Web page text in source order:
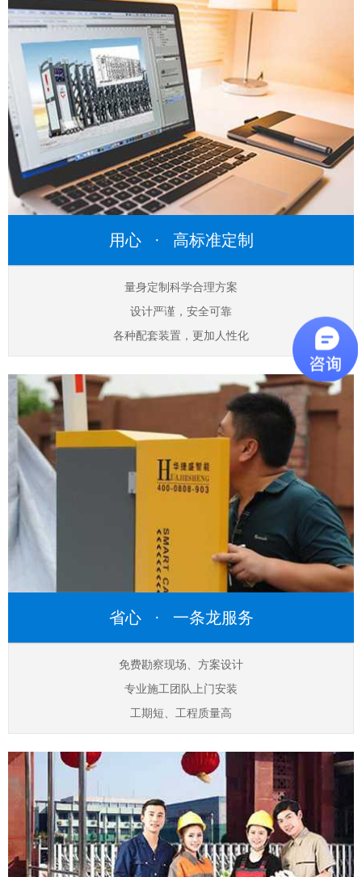
用心 · 高标准定制
量身定制科学合理方案
设计严谨，安全可靠
各种配套装置，更加人性化
省心 · 一条龙服务
免费勘察现场、方案设计
专业施工团队上门安装
工期短、工程质量高